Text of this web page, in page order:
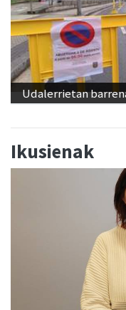
Udalerrietan
Ikusienak